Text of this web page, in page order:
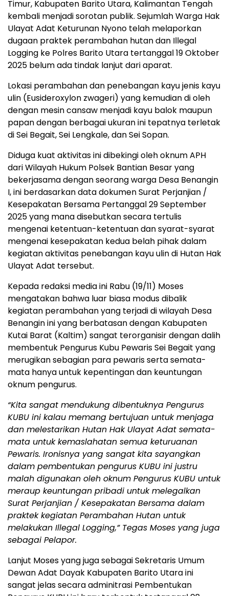
Timur, Kabupaten Barito Utara, Kalimantan Tengah
kembali menjadi sorotan publik. Sejumlah Warga Hak
Ulayat Adat Keturunan Nyono telah melaporkan
dugaan praktek perambahan hutan dan Illegal
Logging ke Polres Barito Utara tertanggal 19 Oktober
2025 belum ada tindak lanjut dari aparat.
Lokasi perambahan dan penebangan kayu jenis kayu
ulin (Eusideroxylon zwageri) yang kemudian di oleh
dengan mesin cansaw menjadi kayu balok maupun
papan dengan berbagai ukuran ini tepatnya terletak
di Sei Begait, Sei Lengkale, dan Sei Sopan.
Diduga kuat aktivitas ini dibekingi oleh oknum APH
dari Wilayah Hukum Polsek Bantian Besar yang
bekerjasama dengan seorang warga Desa Benangin
I, ini berdasarkan data dokumen Surat Perjanjian /
Kesepakatan Bersama Pertanggal 29 September
2025 yang mana disebutkan secara tertulis
mengenai ketentuan-ketentuan dan syarat-syarat
mengenai kesepakatan kedua belah pihak dalam
kegiatan aktivitas penebangan kayu ulin di Hutan Hak
Ulayat Adat tersebut.
Kepada redaksi media ini Rabu (19/11) Moses
mengatakan bahwa luar biasa modus dibalik
kegiatan perambahan yang terjadi di wilayah Desa
Benangin ini yang berbatasan dengan Kabupaten
Kutai Barat (Kaltim) sangat terorganisir dengan dalih
membentuk Pengurus Kubu Pewaris Sei Begait yang
merugikan sebagian para pewaris serta semata-
mata hanya untuk kepentingan dan keuntungan
oknum pengurus.
“Kita sangat mendukung dibentuknya Pengurus
KUBU ini kalau memang bertujuan untuk menjaga
dan melestarikan Hutan Hak Ulayat Adat semata-
mata untuk kemaslahatan semua keturuanan
Pewaris. Ironisnya yang sangat kita sayangkan
dalam pembentukan pengurus KUBU ini justru
malah digunakan oleh oknum Pengurus KUBU untuk
meraup keuntungan pribadi untuk melegalkan
Surat Perjanjian / Kesepakatan Bersama dalam
praktek kegiatan Perambahan Hutan untuk
melakukan Illegal Logging,” Tegas Moses yang juga
sebagai Pelapor.
Lanjut Moses yang juga sebagai Sekretaris Umum
Dewan Adat Dayak Kabupaten Barito Utara ini
sangat jelas secara adminitrasi Pembentukan